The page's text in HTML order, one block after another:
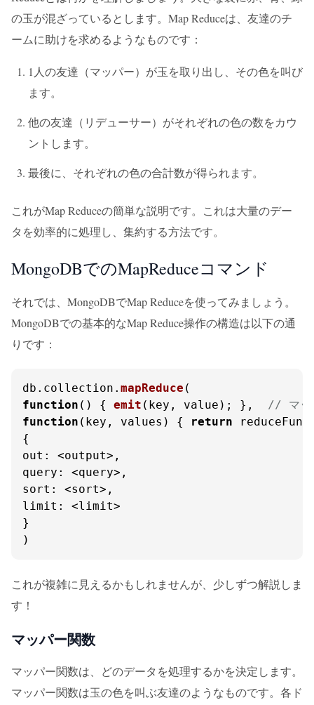
の玉が混ざっているとします。Map Reduceは、友達のチ
ームに助けを求めるようなものです：
1人の友達（マッパー）が玉を取り出し、その色を叫び
ます。
他の友達（リデューサー）がそれぞれの色の数をカウ
ントします。
最後に、それぞれの色の合計数が得られます。
これがMap Reduceの簡単な説明です。これは大量のデー
タを効率的に処理し、集約する方法です。
MongoDBでのMapReduceコマンド
それでは、MongoDBでMap Reduceを使ってみましょう。
MongoDBでの基本的なMap Reduce操作の構造は以下の通
りです：
db. collection . mapReduce
function ( ) { emit (key, value); }, // マッ
function ( key, values ) { return
out
query
sort
limit : <limit>
}
)
これが複雑に見えるかもしれませんが、少しずつ解説しま
す！
マッパー関数
マッパー関数は、どのデータを処理するかを決定します。
マッパー関数は玉の色を叫ぶ友達のようなものです。各ド